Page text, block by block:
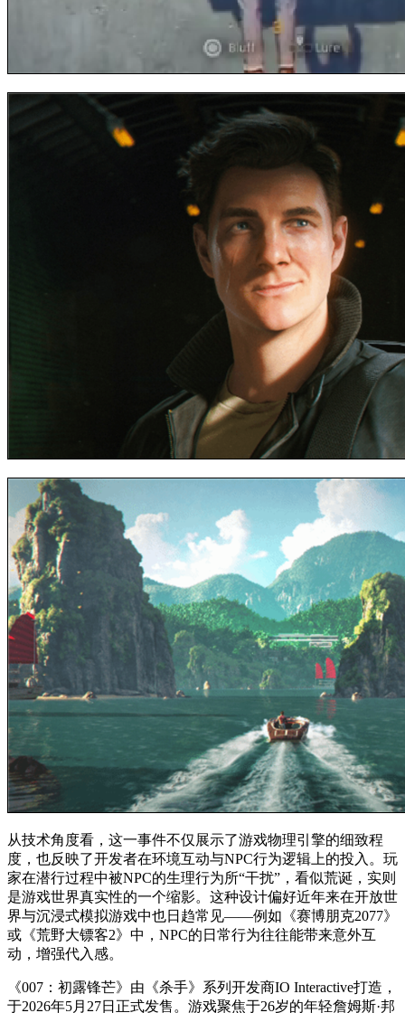
从技术角度看，这一事件不仅展示了游戏物理引擎的细致程
度，也反映了开发者在环境互动与NPC行为逻辑上的投入。玩
家在潜行过程中被NPC的生理行为所“干扰”，看似荒诞，实则
是游戏世界真实性的一个缩影。这种设计偏好近年来在开放世
界与沉浸式模拟游戏中也日趋常见——例如《赛博朋克2077》
或《荒野大镖客2》中，NPC的日常行为往往能带来意外互
动，增强代入感。
《007：初露锋芒》由《杀手》系列开发商IO Interactive打造，
于2026年5月27日正式发售。游戏聚焦于26岁的年轻詹姆斯·邦